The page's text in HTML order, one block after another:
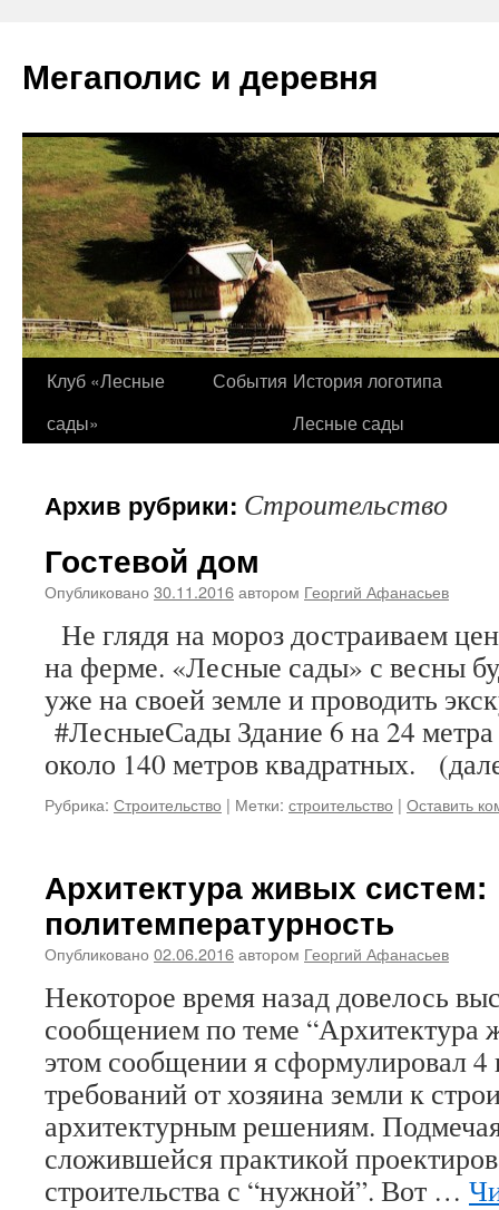
содержимому
Мегаполис и деревня
Клуб «Лесные
сады»
События История логотипа
Лесные сады
Архив рубрики: Строительство
Гостевой дом
Опубликовано 30.11.2016автором Георгий Афанасьев
Не глядя на мороз достраиваем
на ферме. «Лесные сады» с весны
уже на своей земле и проводить
#ЛесныеСады Здание 6 на 24
около 140 метров квадратных.
Рубрика: Строительство | Метки: строительство | Оставить
Архитектура живых систем:
политемпературность
Опубликовано 02.06.2016автором Георгий Афанасьев
Некоторое время назад довелось
сообщением по теме “Архитектура
этом сообщении я сформулировал 4
требований от хозяина земли к
архитектурным решениям.
сложившейся практикой
строительства с “нужной”. Вот …